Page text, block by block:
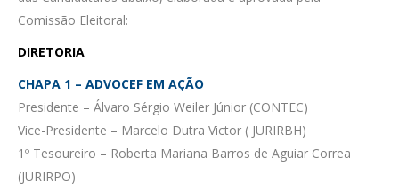
Comissão Eleitoral:
DIRETORIA
CHAPA 1 – ADVOCEF EM AÇÃO
Presidente – Álvaro Sérgio Weiler Júnior (CONTEC)
Vice-Presidente – Marcelo Dutra Victor ( JURIRBH)
1º Tesoureiro – Roberta Mariana Barros de Aguiar Correa
(JURIRPO)